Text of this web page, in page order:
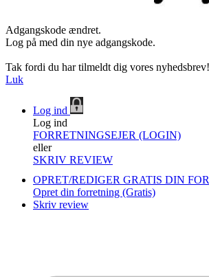
Adgangskode ændret.
Log på med din nye adgangskode.
Tak fordi du har tilmeldt dig vores nyhedsbrev!
Luk
Log ind
Log ind
FORRETNINGSEJER (LOGIN)
eller
SKRIV REVIEW
OPRET/REDIGER GRATIS DIN
Opret din forretning (Gratis)
Skriv review